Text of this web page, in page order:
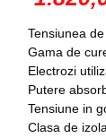
Tensiunea
Gama de
Electrozi
Putere
Tensiune in
Clasa de